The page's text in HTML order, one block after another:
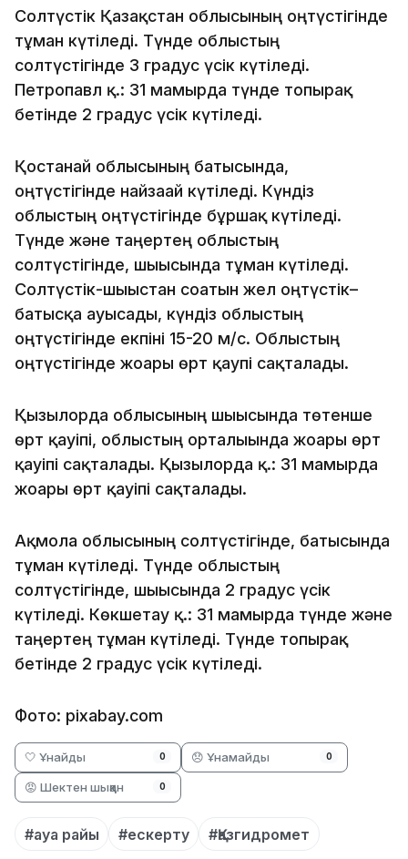
Солтүстік Қазақстан облысының оңтүстігінде
тұман күтіледі. Түнде облыстың
солтүстігінде 3 градус үсік күтіледі.
Петропавл қ.: 31 мамырда түнде топырақ
бетінде 2 градус үсік күтіледі.
Қостанай облысының батысында,
оңтүстігінде найзағай күтіледі. Күндіз
облыстың оңтүстігінде бұршақ күтіледі.
Түнде және таңертең облыстың
солтүстігінде, шығысында тұман күтіледі.
Солтүстік-шығыстан соғатын жел оңтүстік–
батысқа ауысады, күндіз облыстың
оңтүстігінде екпіні 15-20 м/с. Облыстың
оңтүстігінде жоғары өрт қаупі сақталады.
Қызылорда облысының шығысында төтенше
өрт қауіпі, облыстың орталығында жоғары өрт
қауіпі сақталады. Қызылорда қ.: 31 мамырда
жоғары өрт қауіпі сақталады.
Ақмола облысының солтүстігінде, батысында
тұман күтіледі. Түнде облыстың
солтүстігінде, шығысында 2 градус үсік
күтіледі. Көкшетау қ.: 31 мамырда түнде және
таңертең тұман күтіледі. Түнде топырақ
бетінде 2 градус үсік күтіледі.
Фото: pixabay.com
🤍 Ұнайды 0 😞 Ұнамайды 0
😡 Шектен шыққан 0
#ауа райы #ескерту #Қазгидромет